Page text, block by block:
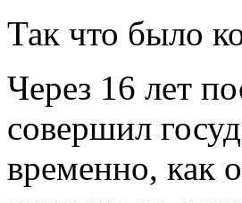
Так что было
Через 16 лет
совершил
временно, как